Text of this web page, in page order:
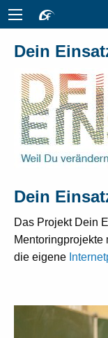
Dein
Dein
Das Projekt Dein
Mentoringprojekte
die eigene